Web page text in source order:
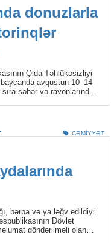
donuzlarla
Qida Təhlükəsizliyi
avqustun 10–14-
şəhər və rayonlarında
CƏMIYYƏT
bərpa və ya ləğv edildiyi
Dövlət
göndərilməli olan